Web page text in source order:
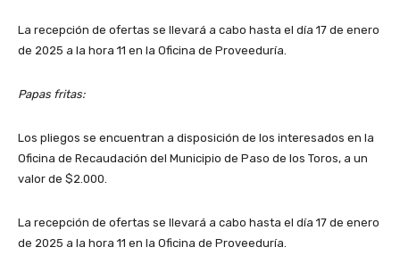
La recepción de ofertas se llevará a cabo hasta el día 17 de enero
de 2025 a la hora 11 en la Oficina de Proveeduría.
Papas fritas:
Los pliegos se encuentran a disposición de los interesados en la
Oficina de Recaudación del Municipio de Paso de los Toros, a un
valor de $2.000.
La recepción de ofertas se llevará a cabo hasta el día 17 de enero
de 2025 a la hora 11 en la Oficina de Proveeduría.